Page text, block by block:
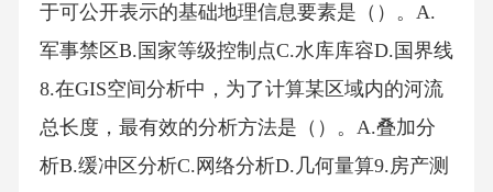
于可公开表示的基础地理信息要素是（）。A.
军事禁区B.国家等级控制点C.水库库容D.国界线
8.在GIS空间分析中，为了计算某区域内的河流
总长度，最有效的分析方法是（）。A.叠加分
析B.缓冲区分析C.网络分析D.几何量算9.房产测